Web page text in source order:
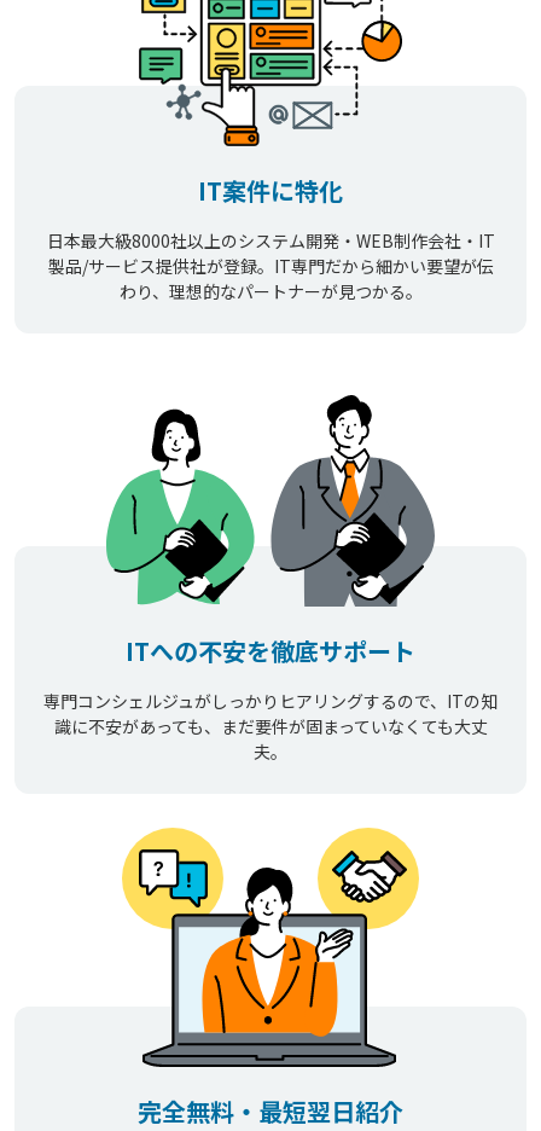
IT案件に特化
日本最大級8000社以上のシステム開発・WEB制作会社・IT
製品/サービス提供社が登録。IT専門だから細かい要望が伝
わり、理想的なパートナーが見つかる。
ITへの不安を徹底サポート
専門コンシェルジュがしっかりヒアリングするので、ITの知
識に不安があっても、まだ要件が固まっていなくても大丈
夫。
完全無料・最短翌日紹介